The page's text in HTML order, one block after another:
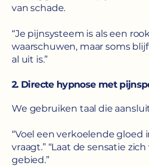
van schade.
“Je pijnsysteem is als een
waarschuwen, maar soms
al uit is.”
2. Directe hypnose met
We gebruiken taal die
“Voel een verkoelende
vraagt.” “Laat de sensatie
gebied.”